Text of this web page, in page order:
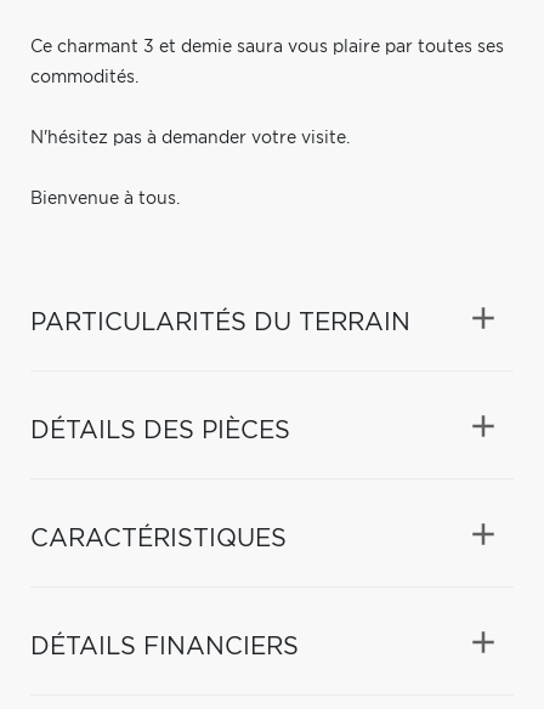
Ce charmant 3 et demie saura vous plaire par toutes ses
commodités.
N'hésitez pas à demander votre visite.
Bienvenue à tous.
PARTICULARITÉS DU TERRAIN
DÉTAILS DES PIÈCES
CARACTÉRISTIQUES
DÉTAILS FINANCIERS